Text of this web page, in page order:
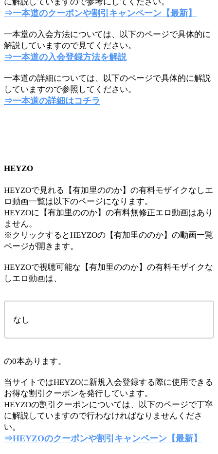
⇒一本道のクーポンや割引キャンペーン【最新】
一本堂の入会方法については、以下のページで具体的に
解説していますので見てください。
⇒一本道の入会登録方法を解説
一本道の詳細については、以下のページで具体的に解説
していますので参照してください。
⇒一本道の詳細はコチラ
HEYZO
HEYZOで見れる【有加里ののか】の有料モザイクなしエ
ロ動画一覧は以下のページになります。
HEYZOに【有加里ののか】の有料無修正エロ動画はあり
ません。
※クリックするとHEYZOの【有加里ののか】の動画一覧
ページが開きます。
HEYZOで視聴可能な【有加里ののか】の有料モザイクな
しエロ動画は、
なし
の0本あります。
当サイトではHEYZOに新規入会登録する際に使用できる
お得な割引クーポンを発行しています。
HEYZOの割引クーポンについては、以下のページで丁寧
に解説していますので行わなければなりませんくださ
い。
⇒HEYZOのクーポンや割引キャンペーン【最新】